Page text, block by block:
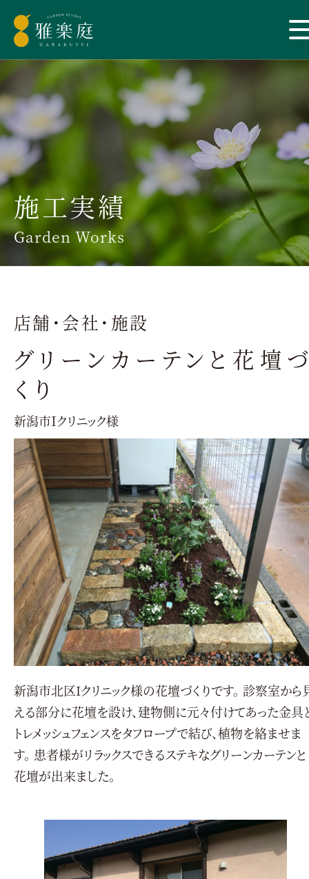
施工実績
Garden Works
店舗・会社・施設
グリーンカーテンと花壇
くり
新潟市Ｉクリニック様
新潟市北区Iクリニック様の花壇づくりです。 診察室から
える部分に花壇を設け、建物側に元々付けてあった金具
トレメッシュフェンスをタフロープで結び、植物を絡ませま
す。 患者様がリラックスできるステキなグリーンカーテンと
花壇が出来ました。